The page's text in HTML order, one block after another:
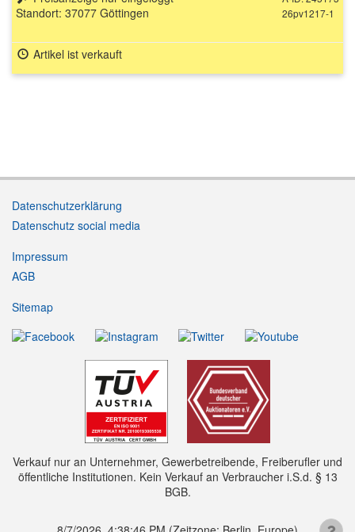
26pv1217-1
Standort: 37077 Göttingen
Artikel ist verkauft
Datenschutzerklärung
Datenschutz social media
Impressum
AGB
Sitemap
Verkauf nur an Unternehmer, Gewerbetreibende, Freiberufler und
öffentliche Institutionen. Kein Verkauf an Verbraucher i.S.d. § 13
BGB.